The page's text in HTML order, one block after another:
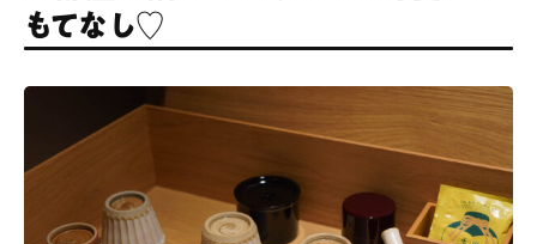
もてなし♡